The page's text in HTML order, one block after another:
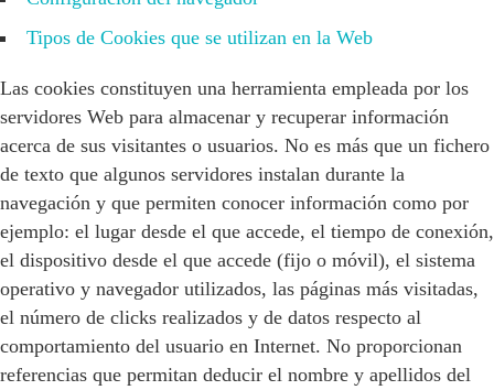
Tipos de Cookies que se utilizan en la Web
Las cookies constituyen una herramienta empleada por los
servidores Web para almacenar y recuperar información
acerca de sus visitantes o usuarios. No es más que un fichero
de texto que algunos servidores instalan durante la
navegación y que permiten conocer información como por
ejemplo: el lugar desde el que accede, el tiempo de conexión,
el dispositivo desde el que accede (fijo o móvil), el sistema
operativo y navegador utilizados, las páginas más visitadas,
el número de clicks realizados y de datos respecto al
comportamiento del usuario en Internet. No proporcionan
referencias que permitan deducir el nombre y apellidos del